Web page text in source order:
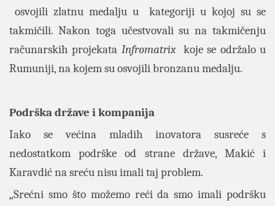
osvojili zlatnu medalju u kategoriji u kojoj su se
takmičili. Nakon toga učestvovali su na takmičenju
računarskih projekata Infromatrix koje se održalo u
Rumuniji, na kojem su osvojili bronzanu medalju.
Podrška države i kompanija
Iako se većina mladih inovatora susreće s
nedostatkom podrške od strane države, Makić i
Karavdić na sreću nisu imali taj problem.
„Srećni smo što možemo reći da smo imali podršku